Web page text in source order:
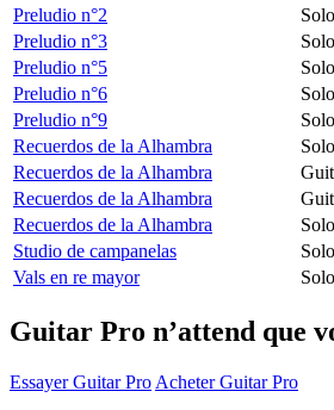
Preludio n°2
Preludio n°3
Preludio n°5
Preludio n°6
Preludio n°9
Recuerdos de la Alhambra
Recuerdos de la Alhambra
Recuerdos de la Alhambra
Recuerdos de la Alhambra
Studio de campanelas
Vals en re mayor
Guitar Pro n’attend que
Essayer Guitar Pro Acheter Guitar Pro